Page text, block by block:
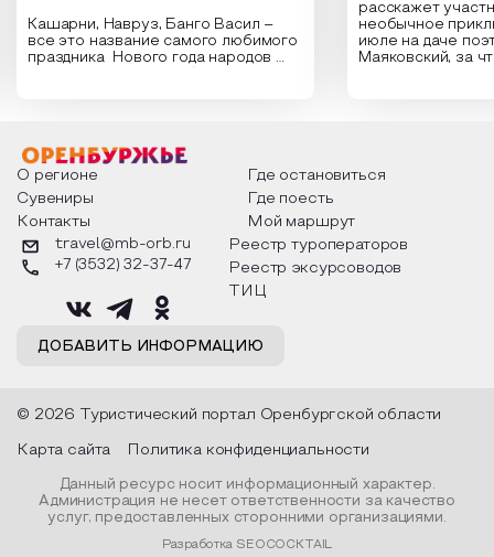
Кашарни, Навруз, Банго Васил –
все это название самого любимого
праздника Нового года народов
о том, как встречают новый год в
разных уголках страны, какие
обряды совершают на удачу и
благополучие, в чем схожи и
различаются традиции. Кто такой
Дед Мороз и откуда он пришел, как
его называют в разных уголках
страны и как появились елочные
расскажет
необычное
июле на даче
Маяковский, за
Твардовского и
каждой строчке
восхищение
яркому времени
О регионе
Где остановиться
Сувениры
Где поесть
Контакты
Мой маршрут
ДОБАВИТЬ ИНФОРМАЦИЮ
travel@mb-orb.ru
+7 (3532) 32-37-47
Реестр туроператоров
Реестр эксурсоводов
ТИЦ
© 2026 Туристический портал Оренбургской области
Карта сайта Политика конфиденциальности
Данный ресурс носит информационный характер.
Администрация не несет ответственности за качество
услуг, предоставленных сторонними организациями.
Разработка SEOCOCKTAIL